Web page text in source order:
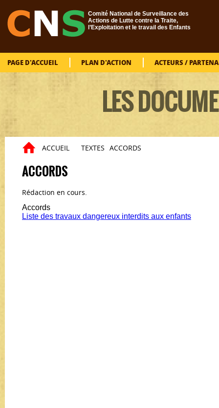
Comité National de Surveillance des
Actions de Lutte contre la Traite,
l’Exploitation et le travail des Enfants
PAGE D'ACCUEIL PLAN D'ACTION ACTEURS /
LES
Vous êtes ici
ACCUEIL TEXTES ACCORDS
ACCORDS
Rédaction en cours.
Accords
Liste des travaux dangereux interdits aux enfants